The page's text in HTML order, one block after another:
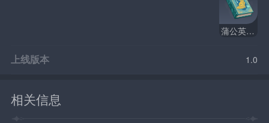
蒲公英海的狐狸
上线版本 1.0
相关信息